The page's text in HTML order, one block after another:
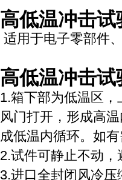
高低温冲击
适用于电子零部件
高低温冲击试
1.箱下部为低温区
风门打开，形成高
成低温内循环。如
2.试件可静止不动
3.进口全封闭风冷